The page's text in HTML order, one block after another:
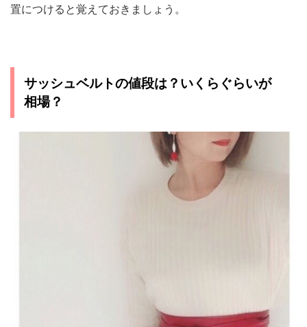
置につけると覚えておきましょう。
サッシュベルトの値段は？いくらぐらいが
相場？